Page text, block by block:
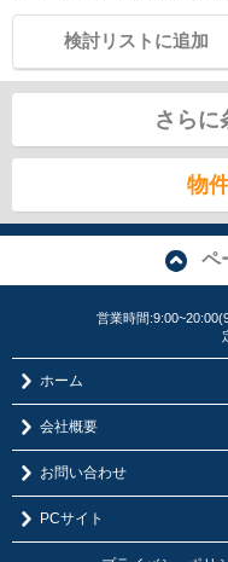
検討リストに追加
さらに
物
ペ
営業時間
ホーム
会社概要
お問い合わせ
PCサイト